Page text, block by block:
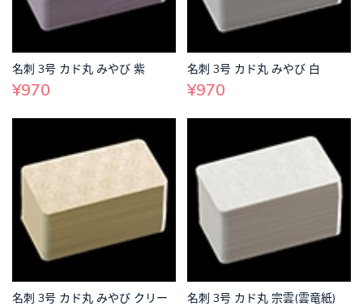
名刺 3号 カド丸 みやび 紫
¥970
名刺 3号 カド丸 みやび 白
¥970
名刺 3号 カド丸 みやび クリー
名刺 3号 カド丸 宗雲(雲竜紙)